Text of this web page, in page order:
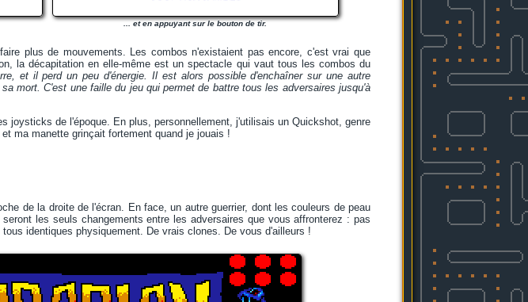
... et en appuyant sur le bouton de tir.
plus de mouvements. Les combos n'existaient pas encore, c'est vrai que
la décapitation en elle-même est un spectacle qui vaut tous les combos du
et il perd un peu d'énergie. Il est alors possible d'enchaîner sur une autre
mort. C'est une faille du jeu qui permet de battre tous les adversaires jusqu'à
joysticks de l'époque. En plus, personnellement, j'utilisais un Quickshot, genre
ma manette grinçait fortement quand je jouais !
de la droite de l'écran. En face, un autre guerrier, dont les couleurs de peau
les seuls changements entre les adversaires que vous affronterez : pas
identiques physiquement. De vrais clones. De vous d'ailleurs !